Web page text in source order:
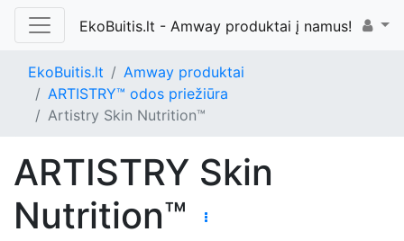
EkoBuitis.lt - Amway produktai į namus!
EkoBuitis.lt
Amway produktai
ARTISTRY™ odos priežiūra
Artistry Skin Nutrition™
ARTISTRY Skin
Nutrition™